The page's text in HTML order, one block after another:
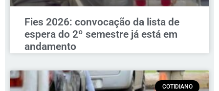
Fies 2026: convocação da lista de
espera do 2º semestre já está em
andamento
COTIDIANO